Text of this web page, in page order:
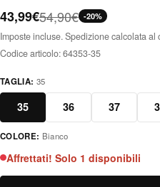
43,99€54,90€ -20%
Imposte incluse. Spedizione calcolata al
Codice articolo:64353-35
TAGLIA: 35
35 36 37
blanco
COLORE: Bianco
Affrettati! Solo 1 disponibili